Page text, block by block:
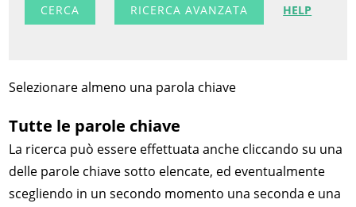
RICERCA AVANZATA HELP
Selezionare almeno una parola chiave
Tutte le parole chiave
La ricerca può essere effettuata anche cliccando su una
delle parole chiave sotto elencate, ed eventualmente
scegliendo in un secondo momento una seconda e una